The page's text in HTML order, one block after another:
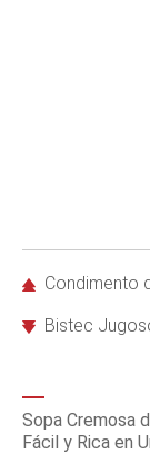
Condimento
Bistec Jugoso
Sopa Cremosa
Fácil y Rica en